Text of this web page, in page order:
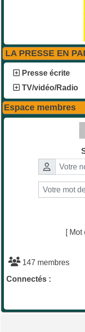
LA PRESSE EN
Presse écrite
TV/vidéo/Radio
Espace membres
[ Mot
147 membres
Connectés :